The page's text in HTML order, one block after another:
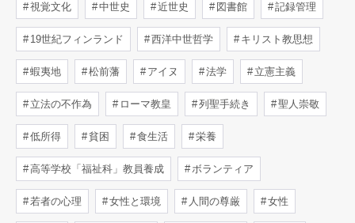
視覚文化 中世史 近世史 図書館 記録管理
19世紀フィンランド 西洋中世哲学 キリスト教思想
蝦夷地 松前藩 アイヌ 法学 立憲主義
立法の不作為 ローマ教皇 列聖手続き 聖人崇敬
低所得 貧困 食生活 栄養
高等学校「福祉科」教員養成 ボランティア
若者の心理 女性と環境 人間の尊厳 女性